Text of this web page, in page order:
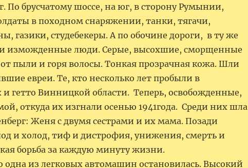
По брусчатому шоссе, на юг, в сторону Румынии,
в походном снаряжении, танки, тягачи,
газики, студебекеры. А по обочине дороги, в ту же
изможденные люди. Серые, высохшие, сморщенные
пыли и горя волосы. Тонкая прозрачная кожа. Шли
евреи. Те, кто несколько лет пробыли в
и гетто Винницкой области. Теперь, освобожденные,
откуда их изгнали осенью 1941года. Среди них шла
Женя с двумя сестрами и их мама. Позади
и холод, тиф и дистрофия, унижения, смерть и
борьба за каждую минуту жизни.
из легковых автомашин остановилась. Высокий